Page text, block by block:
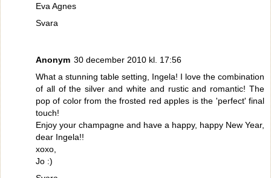
Eva Agnes
Svara
Anonym 30 december 2010 kl. 17:56
What a stunning table setting, Ingela! I love the combination
of all of the silver and white and rustic and romantic! The
pop of color from the frosted red apples is the 'perfect' final
touch!
Enjoy your champagne and have a happy, happy New Year,
dear Ingela!!
xoxo,
Jo :)